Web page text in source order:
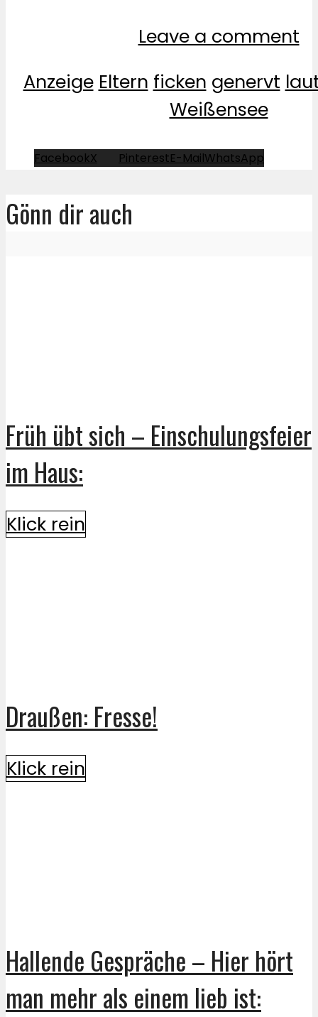
Leave a comment
Anzeige Eltern ficken genervt
Weißensee
FacebookX PinterestE-MailWhatsApp
Gönn dir auch
Früh übt sich – Einschulungsfeier
im Haus:
Klick rein
Draußen: Fresse!
Klick rein
Hallende Gespräche – Hier hört
man mehr als einem lieb ist: